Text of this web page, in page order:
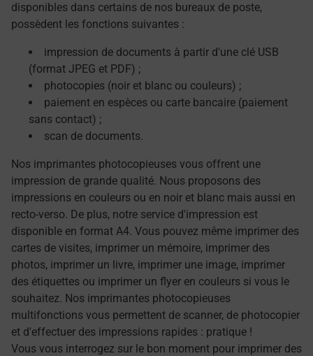
disponibles dans certains de nos bureaux de poste,
possèdent les fonctions suivantes :
impression de documents à partir d'une clé USB
(format JPEG et PDF) ;
photocopies (noir et blanc ou couleurs) ;
paiement en espèces ou carte bancaire (paiement
sans contact) ;
scan de documents.
Nos imprimantes photocopieuses vous offrent une
impression de grande qualité. Nous proposons des
impressions en couleurs ou en noir et blanc mais aussi en
recto-verso. De plus, notre service d'impression est
disponible en format A4. Vous pouvez même imprimer des
cartes de visites, imprimer un mémoire, imprimer des
photos, imprimer un livre, imprimer une image, imprimer
des étiquettes ou imprimer un flyer en couleurs si vous le
souhaitez. Nos imprimantes photocopieuses
multifonctions vous permettent de scanner, de photocopier
et d'effectuer des impressions rapides : pratique !
Vous vous interrogez sur le bon moment pour imprimer des